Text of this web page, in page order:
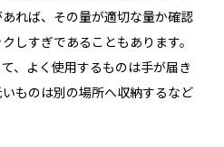
れば、その量が適切な量か確認
しすぎであることもあります。
、よく使用するものは手が届き
ものは別の場所へ収納するなど